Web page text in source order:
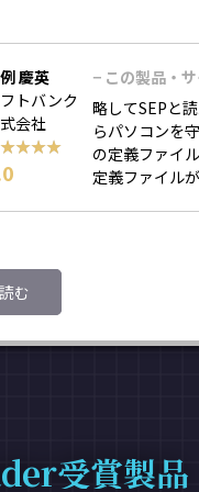
慶英
トバンク
会社
− この製品・
略してSEPと
らパソコンを
の定義ファイ
定義ファイル
む
受賞製品